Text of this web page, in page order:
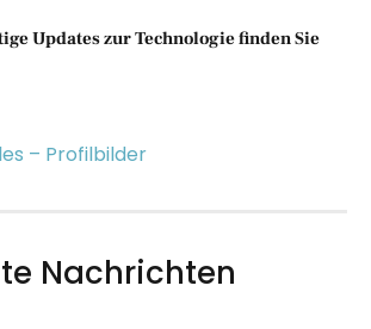
Updates zur Technologie finden Sie
– Profilbilder
Nachrichten